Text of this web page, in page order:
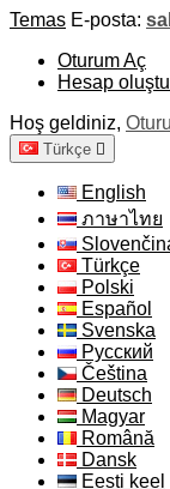
Temas E-posta:
Oturum Aç
Hesap
Hoş geldiniz,
Türkçe 
English
ภาษาไทย
Türkçe
Polski
Español
Svenska
Русский
Čeština
Deutsch
Magyar
Română
Dansk
Eesti keel